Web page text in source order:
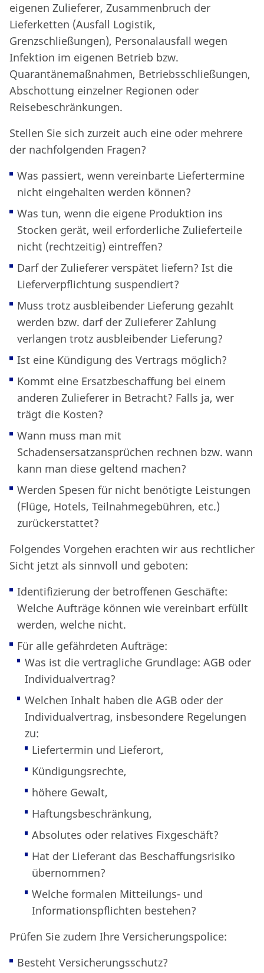
eigenen Zulieferer, Zusammenbruch der
Lieferketten (Ausfall Logistik,
Grenzschließungen), Personalausfall wegen
Infektion im eigenen Betrieb bzw.
Quarantänemaßnahmen, Betriebsschließungen,
Abschottung einzelner Regionen oder
Reisebeschränkungen.
Stellen Sie sich zurzeit auch eine oder mehrere
der nachfolgenden Fragen?
Was passiert, wenn vereinbarte Liefertermine
nicht eingehalten werden können?
Was tun, wenn die eigene Produktion ins
Stocken gerät, weil erforderliche Zulieferteile
nicht (rechtzeitig) eintreffen?
Darf der Zulieferer verspätet liefern? Ist die
Lieferverpflichtung suspendiert?
Muss trotz ausbleibender Lieferung gezahlt
werden bzw. darf der Zulieferer Zahlung
verlangen trotz ausbleibender Lieferung?
Ist eine Kündigung des Vertrags möglich?
Kommt eine Ersatzbeschaffung bei einem
anderen Zulieferer in Betracht? Falls ja, wer
trägt die Kosten?
Wann muss man mit
Schadensersatzansprüchen rechnen bzw. wann
kann man diese geltend machen?
Werden Spesen für nicht benötigte Leistungen
(Flüge, Hotels, Teilnahmegebühren, etc.)
zurückerstattet?
Folgendes Vorgehen erachten wir aus rechtlicher
Sicht jetzt als sinnvoll und geboten:
Identifizierung der betroffenen Geschäfte:
Welche Aufträge können wie vereinbart erfüllt
werden, welche nicht.
Für alle gefährdeten Aufträge:
Was ist die vertragliche Grundlage: AGB oder
Individualvertrag?
Welchen Inhalt haben die AGB oder der
Individualvertrag, insbesondere Regelungen
zu:
Liefertermin und Lieferort,
Kündigungsrechte,
höhere Gewalt,
Haftungsbeschränkung,
Absolutes oder relatives Fixgeschäft?
Hat der Lieferant das Beschaffungsrisiko
übernommen?
Welche formalen Mitteilungs- und
Informationspflichten bestehen?
Prüfen Sie zudem Ihre Versicherungspolice:
Besteht Versicherungsschutz?